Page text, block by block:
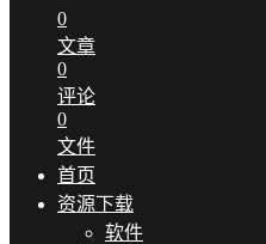
0
文章
0
评论
0
文件
首页
资源下载
软件